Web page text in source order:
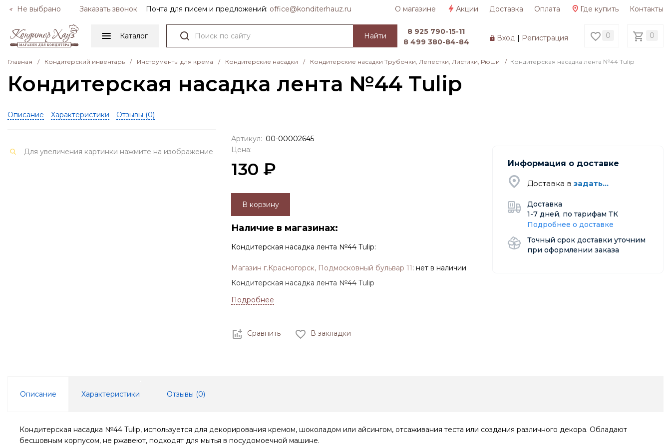
Не выбрано Заказать звонок Почта для писем и предложений: officе@konditerhauz.ru О магазине Акции Доставка Оплата Где купить Контакты
Каталог Вход| Регистрация 0 0
Найти
8 925 790-15-11
8 499 380-84-84
Главная / Кондитерский инвентарь / Инструменты для крема / Кондитерские насадки / Кондитерские насадки Трубочки, Лепестки, Листики, Рюши / Кондитерская насадка лента №44 Tulip
Кондитерская насадка лента №44 Tulip
Описание Характеристики Отзывы (0)
Для увеличения картинки нажмите на изображение
Артикул: 00-00002645
Цена:
130 ₽
В корзину
Наличие в магазинах:
Кондитерская насадка лента №44 Tulip:
Магазин г.Красногорск, Подмосковный бульвар 11: нет в наличии
Информация о доставке
Доставка в задать...
Доставка
1-7 дней, по тарифам ТК
Подробнее о доставке
Точный срок доставки уточним
при оформлении заказа
Кондитерская насадка лента №44 Tulip
Подробнее
Сравнить В закладки
Описание Характеристики Отзывы (0)
Кондитерская насадка №44 Tulip, используется для декорирования кремом, шоколадом или айсингом, отсаживания теста или создания различного декора. Обладают
бесшовным корпусом, не ржавеют, подходят для мытья в посудомоечной машине.